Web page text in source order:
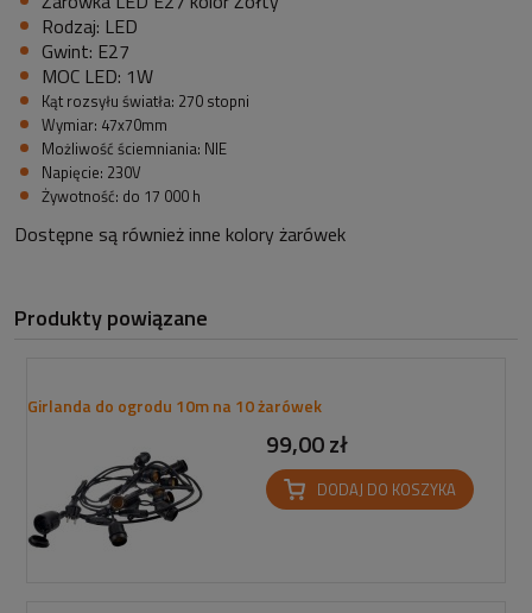
Rodzaj: LED
Gwint: E27
MOC LED: 1W
Kąt rozsyłu światła: 270 stopni
Wymiar: 47x70mm
Możliwość ściemniania: NIE
Napięcie: 230V
Żywotność: do 17 000 h
Dostępne są również inne kolory żarówek
Produkty powiązane
Girlanda do ogrodu 10m na 10 żarówek
99,00 zł
DODAJ DO KOSZYKA